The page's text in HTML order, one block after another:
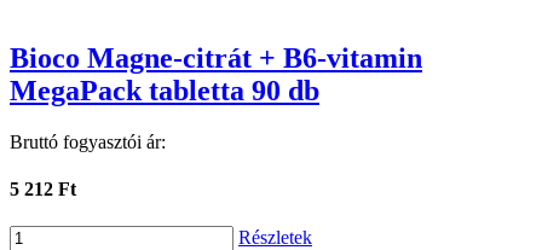
Bioco Magne-citrát + B6-vitamin
MegaPack tabletta 90 db
Bruttó fogyasztói ár:
5 212 Ft
Részletek